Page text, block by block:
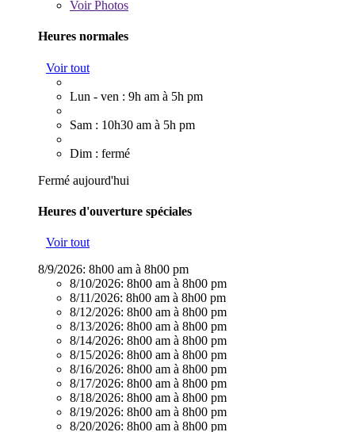
VoirPhotos
Heures normales
Voir tout
Lun - ven : 9h am à 5h pm
Sam : 10h30 am à 5h pm
Dim : fermé
Fermé aujourd'hui
Heures d'ouverture spéciales
Voir tout
8/9/2026: 8h00 am à 8h00 pm
8/10/2026: 8h00 am à 8h00 pm
8/11/2026: 8h00 am à 8h00 pm
8/12/2026: 8h00 am à 8h00 pm
8/13/2026: 8h00 am à 8h00 pm
8/14/2026: 8h00 am à 8h00 pm
8/15/2026: 8h00 am à 8h00 pm
8/16/2026: 8h00 am à 8h00 pm
8/17/2026: 8h00 am à 8h00 pm
8/18/2026: 8h00 am à 8h00 pm
8/19/2026: 8h00 am à 8h00 pm
8/20/2026: 8h00 am à 8h00 pm